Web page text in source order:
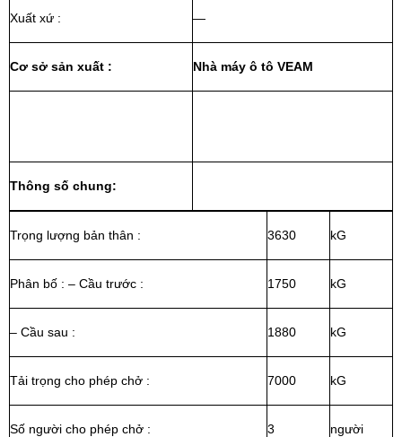
Xuất xứ : —
Cơ sở sản xuất : Nhà máy ô tô VEAM
Thông số chung:
Trọng lượng bản thân : 3630 kG
Phân bố : – Cầu trước : 1750 kG
– Cầu sau : 1880 kG
Tải trọng cho phép chở : 7000 kG
Số người cho phép chở : 3 người